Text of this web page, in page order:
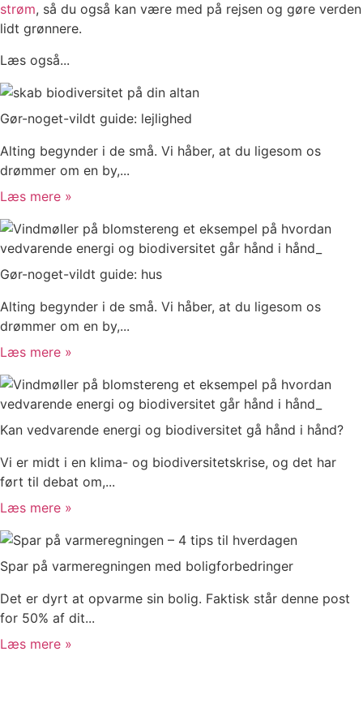
strøm, så du også kan være med på rejsen og gøre verden
lidt grønnere.
Læs også...
Gør-noget-vildt guide: lejlighed
Alting begynder i de små. Vi håber, at du ligesom os
drømmer om en by,...
Læs mere »
Gør-noget-vildt guide: hus
Alting begynder i de små. Vi håber, at du ligesom os
drømmer om en by,...
Læs mere »
Kan vedvarende energi og biodiversitet gå hånd i hånd?
Vi er midt i en klima- og biodiversitetskrise, og det har
ført til debat om,...
Læs mere »
Spar på varmeregningen med boligforbedringer
Det er dyrt at opvarme sin bolig. Faktisk står denne post
for 50% af dit...
Læs mere »